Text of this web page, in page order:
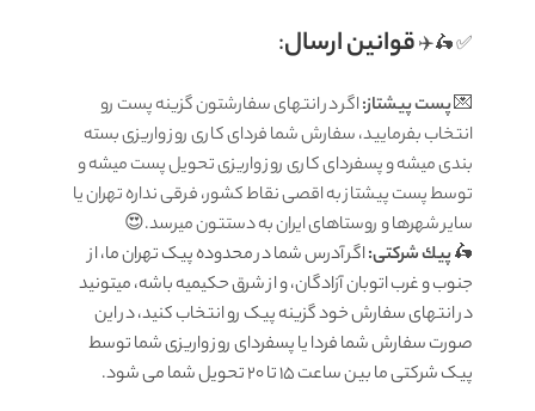
✅ 🛵✈️قوانين ارسال:
💌پست پیشتاز:اگر در انتهای سفارشتون گزینه پست رو
انتخاب بفرمایید، سفارش شما فردای کاری روز واریزی بسته
بندی میشه و پسفردای کاری روز واریزی تحویل پست میشه و
توسط پست پیشتاز به اقصی نقاط کشور، فرقی نداره تهران یا
سایر شهرها و روستاهای ایران به دستتون میرسد.😍
🛵پيك شرکتی:اگر آدرس شما در محدوده پیک تهران ما، از
جنوب و غرب اتوبان آزادگان، و از شرق حکیمیه باشه، میتونید
در انتهای سفارش خود گزینه پیک رو انتخاب کنید، در این
صورت سفارش شما فردا یا پسفردای روز واريزى شما توسط
پیک شرکتی ما بين ساعت ۱۵ تا ٢٠ تحويل شما مى شود.